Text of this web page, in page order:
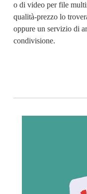
o di video per file
qualità-prezzo lo
oppure un servizio di
condivisione.